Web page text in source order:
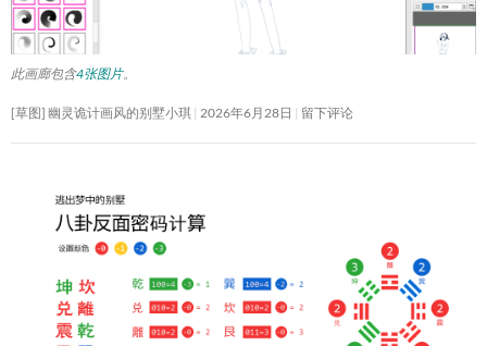
此画廊包含4张图片。
[草图] 幽灵诡计画风的别墅小琪 2026年6月28日 留下评论